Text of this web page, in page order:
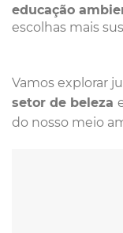
educação
escolhas mais
Vamos explorar
setor de beleza
do nosso meio